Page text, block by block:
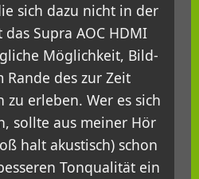
sich dazu nicht in der
Supra AOC HDMI
Möglichkeit, Bild-
Rande des zur Zeit
zu erleben. Wer es sich
sollte aus meiner Hör
halt akustisch) schon
Tonqualität ein